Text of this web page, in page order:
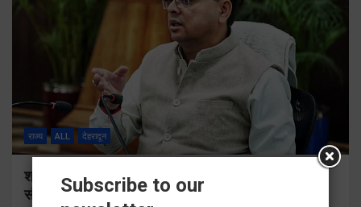
राज्य ALL देहरादून
श्रद्धा, सुरक्षा और सुगमता के उत्कृष्ट समन्वय से सफलतापूर्वक
संचालित हो रही कांवड़ यात्रा
Subscribe to our